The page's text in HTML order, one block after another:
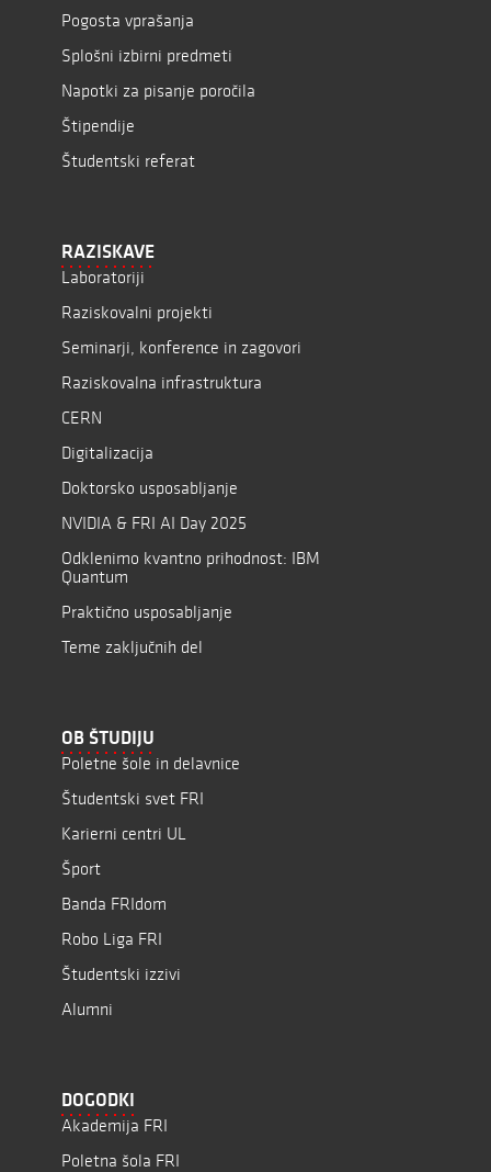
Pogosta vprašanja
Splošni izbirni predmeti
Napotki za pisanje poročila
Štipendije
Študentski referat
RAZISKAVE
Laboratoriji
Raziskovalni projekti
Seminarji, konference in zagovori
Raziskovalna infrastruktura
CERN
Digitalizacija
Doktorsko usposabljanje
NVIDIA & FRI AI Day 2025
Odklenimo kvantno prihodnost: IBM
Quantum
Praktično usposabljanje
Teme zaključnih del
OB ŠTUDIJU
Poletne šole in delavnice
Študentski svet FRI
Karierni centri UL
Šport
Banda FRIdom
Robo Liga FRI
Študentski izzivi
Alumni
DOGODKI
Akademija FRI
Poletna šola FRI